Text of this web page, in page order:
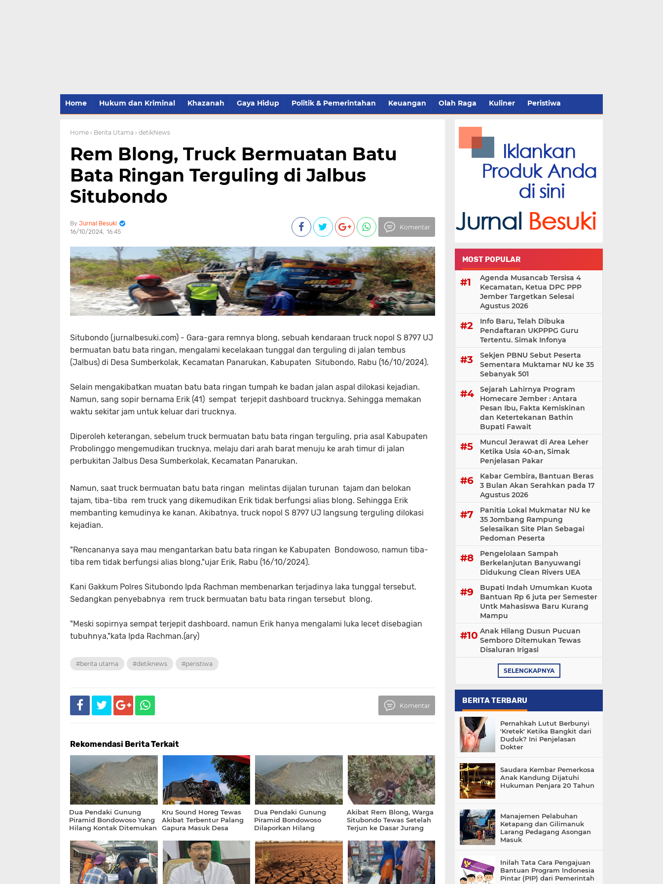
Home Hukum dan Kriminal Khazanah Gaya Hidup Politik & Pemerintahan Keuangan Olah Raga Kuliner Peristiwa
Home › Berita Utama › detikNews
Rem Blong, Truck Bermuatan Batu
Bata Ringan Terguling di Jalbus
Situbondo
Jurnal Besuki
16/10/2024 16:45
Komentar
Situbondo (jurnalbesuki.com) - Gara-gara remnya blong, sebuah kendaraan truck nopol S 8797 UJ
bermuatan batu bata ringan, mengalami kecelakaan tunggal dan terguling di jalan tembus
(Jalbus) di Desa Sumberkolak, Kecamatan Panarukan, Kabupaten Situbondo, Rabu (16/10/2024).
Selain mengakibatkan muatan batu bata ringan tumpah ke badan jalan aspal dilokasi kejadian.
Namun, sang sopir bernama Erik (41) sempat terjepit dashboard trucknya. Sehingga memakan
waktu sekitar jam untuk keluar dari trucknya.
Diperoleh keterangan, sebelum truck bermuatan batu bata ringan terguling, pria asal Kabupaten
Probolinggo mengemudikan trucknya, melaju dari arah barat menuju ke arah timur di jalan
perbukitan Jalbus Desa Sumberkolak, Kecamatan Panarukan.
Namun, saat truck bermuatan batu bata ringan melintas dijalan turunan tajam dan belokan
tajam, tiba-tiba rem truck yang dikemudikan Erik tidak berfungsi alias blong. Sehingga Erik
membanting kemudinya ke kanan. Akibatnya, truck nopol S 8797 UJ langsung terguling dilokasi
kejadian.
"Rencananya saya mau mengantarkan batu bata ringan ke Kabupaten Bondowoso, namun tiba-
tiba rem tidak berfungsi alias blong,"ujar Erik, Rabu (16/10/2024).
Kani Gakkum Polres Situbondo Ipda Rachman membenarkan terjadinya laka tunggal tersebut.
Sedangkan penyebabnya rem truck bermuatan batu bata ringan tersebut blong.
"Meski sopirnya sempat terjepit dashboard, namun Erik hanya mengalami luka lecet disebagian
tubuhnya,"kata Ipda Rachman.(ary)
#berita utama #detiknews #peristiwa
Komentar
Rekomendasi Berita Terkait
Dua Pendaki Gunung
Piramid Bondowoso Yang
Hilang Kontak Ditemukan
Kru Sound Horeg Tewas
Akibat Terbentur Palang
Gapura Masuk Desa
Dua Pendaki Gunung
Piramid Bondowoso
Dilaporkan Hilang
Akibat Rem Blong, Warga
Situbondo Tewas Setelah
Terjun ke Dasar Jurang
MOST POPULAR
Agenda Musancab Tersisa 4
Kecamatan, Ketua DPC PPP
Jember Targetkan Selesai
Agustus 2026
Info Baru, Telah Dibuka
Pendaftaran UKPPPG Guru
Tertentu. Simak Infonya
Sekjen PBNU Sebut Peserta
Sementara Muktamar NU ke 35
Sebanyak 501
Sejarah Lahirnya Program
Homecare Jember : Antara
Pesan Ibu, Fakta Kemiskinan
dan Ketertekanan Bathin
Bupati Fawait
Muncul Jerawat di Area Leher
Ketika Usia 40-an, Simak
Penjelasan Pakar
Kabar Gembira, Bantuan Beras
3 Bulan Akan Serahkan pada 17
Agustus 2026
Panitia Lokal Mukmatar NU ke
35 Jombang Rampung
Selesaikan Site Plan Sebagai
Pedoman Peserta
Pengelolaan Sampah
Berkelanjutan Banyuwangi
Didukung Clean Rivers UEA
Bupati Indah Umumkan Kuota
Bantuan Rp 6 juta per Semester
Untk Mahasiswa Baru Kurang
Mampu
Anak Hilang Dusun Pucuan
Semboro Ditemukan Tewas
Disaluran Irigasi
SELENGKAPNYA
BERITA TERBARU
Pernahkah Lutut Berbunyi
'Kretek' Ketika Bangkit dari
Duduk? Ini Penjelasan
Dokter
Saudara Kembar Pemerkosa
Anak Kandung Dijatuhi
Hukuman Penjara 20 Tahun
Manajemen Pelabuhan
Ketapang dan Gilimanuk
Larang Pedagang Asongan
Masuk
Inilah Tata Cara Pengajuan
Bantuan Program Indonesia
Pintar (PIP) dari Pemerintah